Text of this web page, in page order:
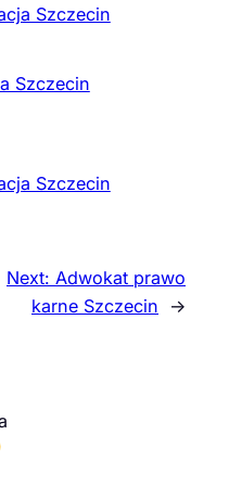
Szczecin
Szczecin
Szczecin
Next: Adwokat prawo
karne Szczecin
→